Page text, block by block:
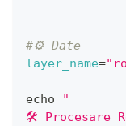
#⚙️ Date
layer_name=
echo
"
🛠 Procesare